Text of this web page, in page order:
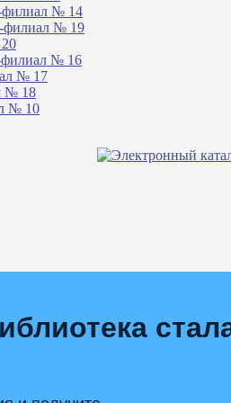
филиал № 14
филиал № 19
филиал № 16
№ 17
№ 18
№ 10